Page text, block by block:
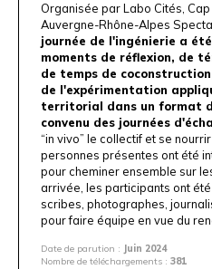
Organisée parLabo Cités,
Auvergne-Rhône-Alpes
journée de l'ingénierie a
moments de réflexion, de
de temps de
de l'expérimentation
territorial dans un format
convenu des journées
“in vivo” le collectif et se
personnes présentes ont été
pour cheminer ensemble sur
arrivée, les participants ont
scribes, photographes,
pour faire équipe en vue du
Date de parution :
Juin 2024
Nombre de téléchargements : 381